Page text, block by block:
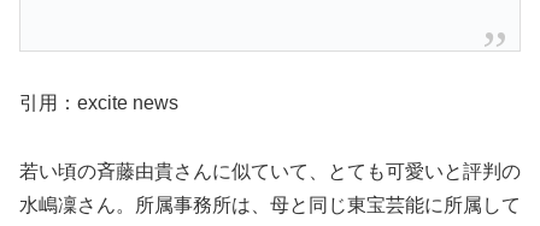
引用：excite news
若い頃の斉藤由貴さんに似ていて、とても可愛いと評判の
水嶋凜さん。所属事務所は、母と同じ東宝芸能に所属して